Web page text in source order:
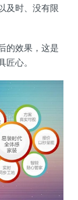
及时、没有限
的效果，这是
心。